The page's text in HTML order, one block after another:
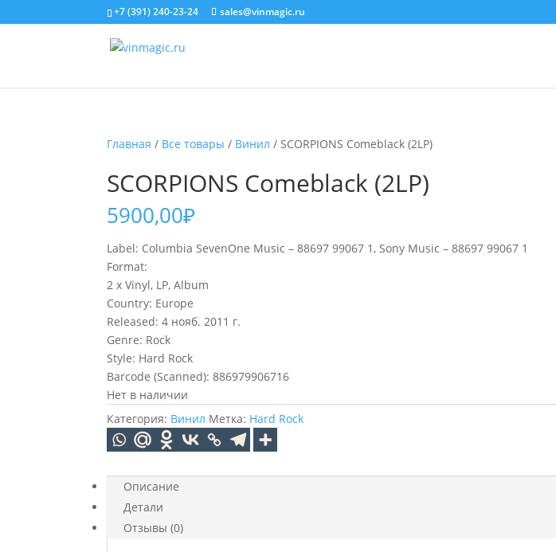
+7 (391) 240-23-24 sales@vinmagic.ru
Главная / Все товары / Винил / SCORPIONS Comeblack (2LP)
SCORPIONS Comeblack (2LP)
5900,00₽
Label: Columbia SevenOne Music – 88697 99067 1, Sony Music – 88697 99067 1
Format:
2 x Vinyl, LP, Album
Country: Europe
Released: 4 нояб. 2011 г.
Genre: Rock
Style: Hard Rock
Barcode (Scanned): 886979906716
Нет в наличии
Категория: Винил Метка: Hard Rock
Описание
Детали
Отзывы (0)